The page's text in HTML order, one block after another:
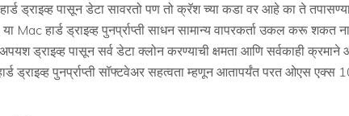
ड्राइव्ह पासून डेटा सावरतो पण तो क्रॅश च्या कडा वर आहे का ते
या Mac हार्ड ड्राइव्ह पुनर्प्राप्ती साधन सामान्य वापरकर्ता उकल करू
ड्राइव्ह पासून सर्व डेटा क्लोन करण्याची क्षमता आणि सर्वकाही
ड्राइव्ह पुनर्प्राप्ती सॉफ्टवेअर सहत्वता म्हणून आतापर्यंत परत ओएस एक्स